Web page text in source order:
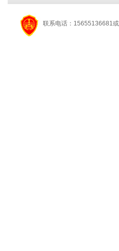
联系电话：15655136681